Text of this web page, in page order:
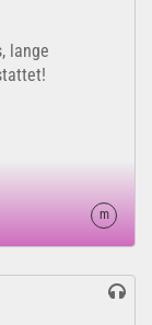
lange
m